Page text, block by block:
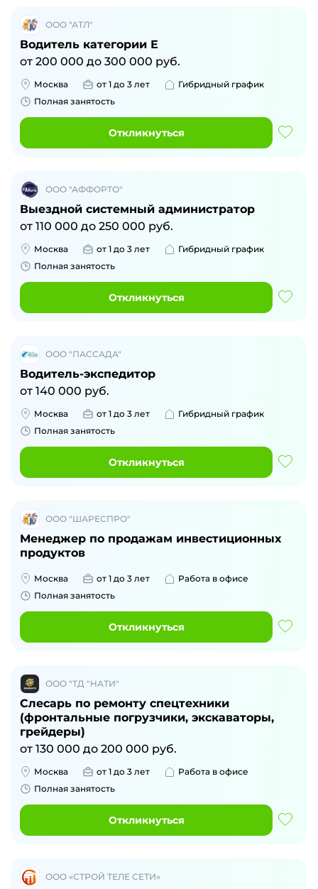
ООО "АТЛ"
Водитель категории Е
от 200 000 до 300 000 руб.
Москва от 1 до 3 лет
Гибридный график
Полная занятость
Откликнуться
ООО "АФФОРТО"
Выездной системный администратор
от 110 000 до 250 000 руб.
Москва от 1 до 3 лет
Гибридный график
Полная занятость
Откликнуться
ООО "ПАССАДА"
Водитель-экспедитор
от 140 000 руб.
Москва от 1 до 3 лет
Гибридный график
Полная занятость
Откликнуться
ООО "ШАРЕСПРО"
Менеджер по продажам инвестиционных
продуктов
Москва от 1 до 3 лет
Работа в офисе
Полная занятость
Откликнуться
ООО "ТД "НАТИ"
Слесарь по ремонту спецтехники
(фронтальные погрузчики, экскаваторы,
грейдеры)
от 130 000 до 200 000 руб.
Москва от 1 до 3 лет
Работа в офисе
Полная занятость
Откликнуться
ООО «СТРОЙ ТЕЛЕ СЕТИ»